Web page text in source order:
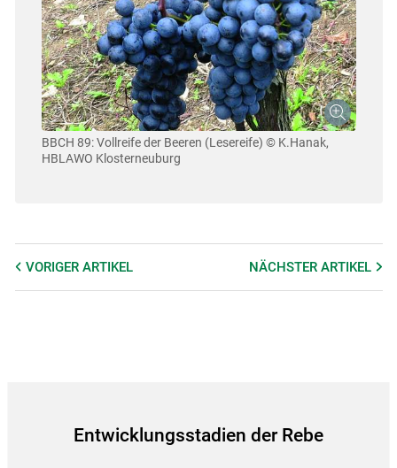
BBCH 89: Vollreife der Beeren (Lesereife) © K.Hanak,
HBLAWO Klosterneuburg
VORIGER ARTIKEL NÄCHSTERARTIKEL
Entwicklungsstadien der Rebe